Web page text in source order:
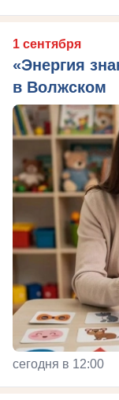
1 сентября
«Энергия
в Волжском
сегодня в 12:00